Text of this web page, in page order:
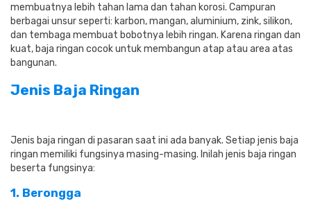
membuatnya lebih tahan lama dan tahan korosi. Campuran
berbagai unsur seperti: karbon, mangan, aluminium, zink, silikon,
dan tembaga membuat bobotnya lebih ringan. Karena ringan dan
kuat, baja ringan cocok untuk membangun atap atau area atas
bangunan.
Jenis Baja Ringan
Jenis baja ringan di pasaran saat ini ada banyak. Setiap jenis baja
ringan memiliki fungsinya masing-masing. Inilah jenis baja ringan
beserta fungsinya:
1. Berongga